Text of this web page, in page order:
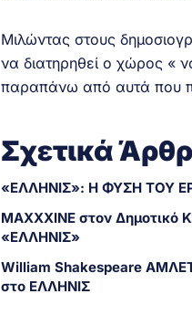
Μιλώντας στους
να διατηρηθεί ο χώρος «
παραπάνω από αυτά που
Σχετικά
«ΕΛΛΗΝΙΣ»: Η ΦΥΣΗ ΤΟΥ
MAXXXINE στον Δημοτικό
«ΕΛΛΗΝΙΣ»
William Shakespeare
στο ΕΛΛΗΝΙΣ